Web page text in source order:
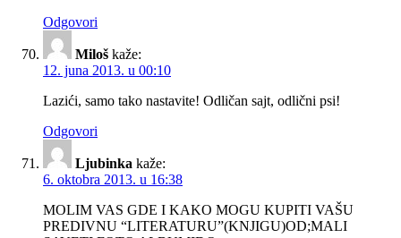
Odgovori
Miloš kaže:
12. juna 2013. u 00:10
Lazići, samo tako nastavite! Odličan sajt, odlični psi!
Odgovori
Ljubinka kaže:
6. oktobra 2013. u 16:38
MOLIM VAS GDE I KAKO MOGU KUPITI VAŠU
PREDIVNU “LITERATURU”(KNJIGU)OD;MALI